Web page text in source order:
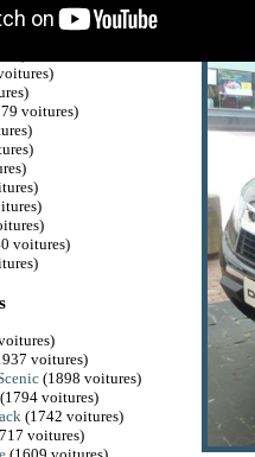
voitures)
voitures)
voitures)
(1898 voitures)
(1794 voitures)
(1742 voitures)
voitures)